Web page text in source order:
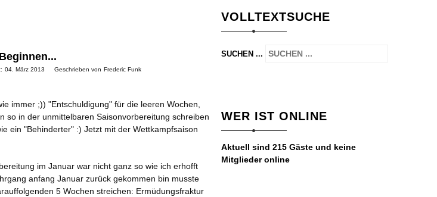
04. März 2013 Geschrieben von Frederic Funk
immer ;)) "Entschuldigung" für die leeren Wochen,
so in der unmittelbaren Saisonvorbereitung schreiben
ein "Behinderter" :) Jetzt mit der Wettkampfsaison
im Januar war nicht ganz so wie ich erhofft
anfang Januar zurück gekommen bin musste
5 Wochen streichen: Ermüdungsfraktur
VOLLTEXTSUCHE
SUCHEN ...
WER IST ONLINE
Aktuell sind 215 Gäste und keine
Mitglieder online